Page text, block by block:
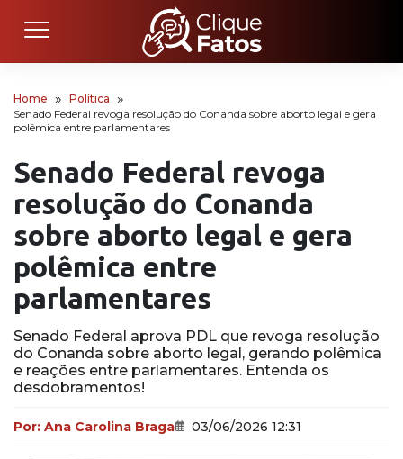
Home
Política
Senado Federal revoga resolução do Conanda sobre aborto legal e gera
polêmica entre parlamentares
Senado Federal revoga
resolução do Conanda
sobre aborto legal e gera
polêmica entre
parlamentares
Senado Federal aprova PDL que revoga resolução
do Conanda sobre aborto legal, gerando polêmica
e reações entre parlamentares. Entenda os
desdobramentos!
Por: Ana Carolina Braga 03/06/2026 12:31